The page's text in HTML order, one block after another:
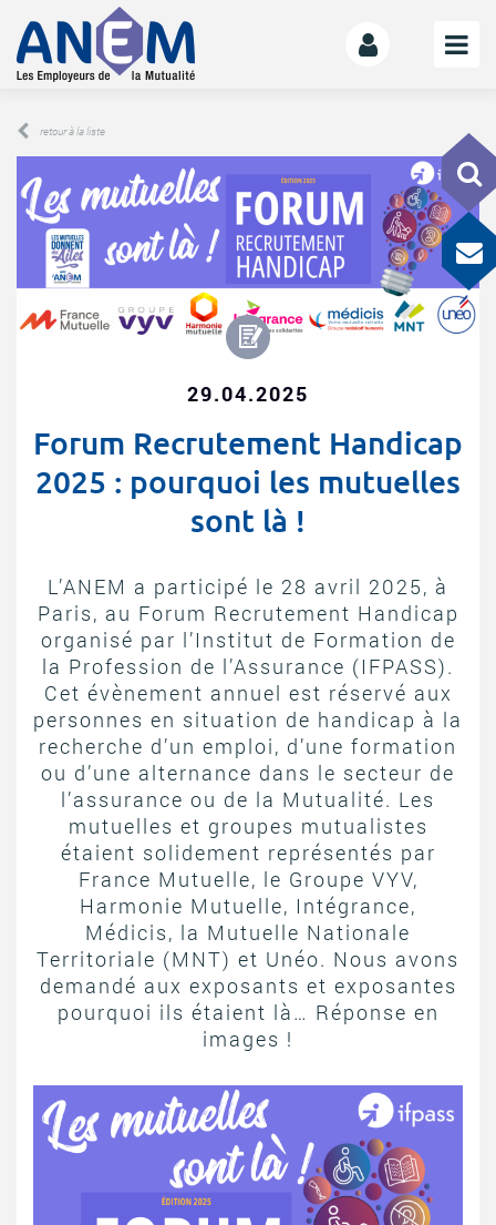
L’ANEM
La gouvernance
L’équipe
La Mutualité
L’ESS
Les mutuelles donnent des ailes
OFFRE DE SERVICES
ACTIVITÉS PARITAIRES
La convention collective et les accords de branche
Égalité professionnelle entre les femmes et les hommes
Les rapports d’activité de la branche Mutualité
MÉTIERS
L’Observatoire des Métiers
Référentiel des métiers
Certifications professionnelles
Parcours d’intégration
Politique handicap
Les études
ACTUALITÉS
retour à la liste
29.04.2025
Forum Recrutement Handicap
2025 : pourquoi les mutuelles
sont là !
L’ANEM a participé le 28 avril 2025, à
Paris, au Forum Recrutement Handicap
organisé par l’Institut de Formation de
la Profession de l’Assurance (IFPASS).
Cet évènement annuel est réservé aux
personnes en situation de handicap à la
recherche d’un emploi, d’une formation
ou d’une alternance dans le secteur de
l’assurance ou de la Mutualité. Les
mutuelles et groupes mutualistes
étaient solidement représentés par
France Mutuelle, le Groupe VYV,
Harmonie Mutuelle, Intégrance,
Médicis, la Mutuelle Nationale
Territoriale (MNT) et Unéo. Nous avons
demandé aux exposants et exposantes
pourquoi ils étaient là… Réponse en
images !